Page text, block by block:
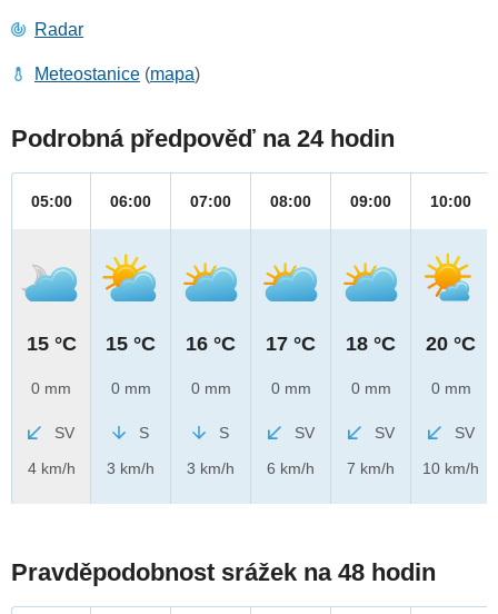
Radar
Meteostanice (mapa)
Podrobná předpověď na 24 hodin
05:00
15 °C
0 mm
SV
4 km/h
06:00
15 °C
0 mm
S
3 km/h
07:00
16 °C
0 mm
S
3 km/h
08:00
17 °C
0 mm
SV
6 km/h
09:00
18 °C
0 mm
SV
7 km/h
10:00
20 °C
0 mm
SV
10 km/h
Pravděpodobnost srážek na 48 hodin